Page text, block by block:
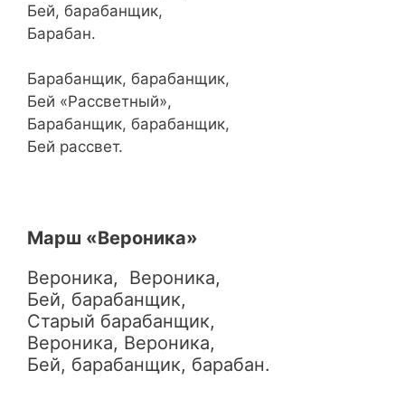
Бей, барабанщик,
Барабан.
Барабанщик, барабанщик,
Бей «Рассветный»,
Барабанщик, барабанщик,
Бей рассвет.
Марш «Вероника»
Вероника, Вероника,
Бей, барабанщик,
Старый барабанщик,
Вероника, Вероника,
Бей, барабанщик, барабан.